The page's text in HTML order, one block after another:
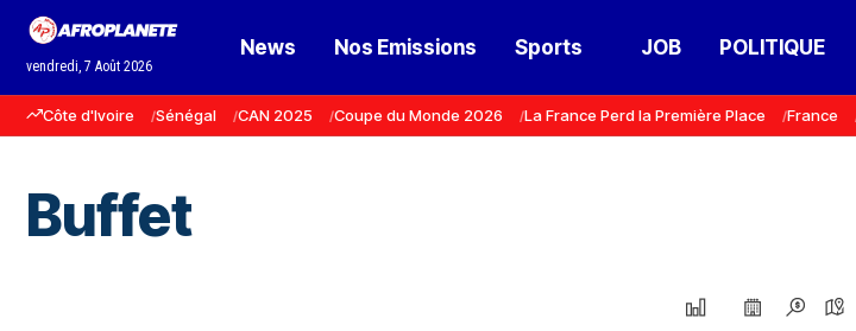
vendredi, 7 Août 2026
News Nos Emissions Sports JOB POLITIQUE
Côte d'Ivoire Sénégal CAN 2025 Coupe du Monde 2026 La France Perd la Première Place France
Buffet